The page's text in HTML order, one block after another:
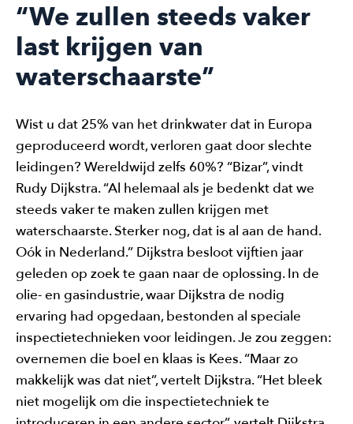
“We zullen steeds vaker
last krijgen van
waterschaarste”
Wist u dat 25% van het drinkwater dat in Europa
geproduceerd wordt, verloren gaat door slechte
leidingen? Wereldwijd zelfs 60%? “Bizar”, vindt
Rudy Dijkstra. “Al helemaal als je bedenkt dat we
steeds vaker te maken zullen krijgen met
waterschaarste. Sterker nog, dat is al aan de hand.
Oók in Nederland.” Dijkstra besloot vijftien jaar
geleden op zoek te gaan naar de oplossing. In de
olie- en gasindustrie, waar Dijkstra de nodig
ervaring had opgedaan, bestonden al speciale
inspectietechnieken voor leidingen. Je zou zeggen:
overnemen die boel en klaas is Kees. “Maar zo
makkelijk was dat niet”, vertelt Dijkstra. “Het bleek
niet mogelijk om die inspectietechniek te